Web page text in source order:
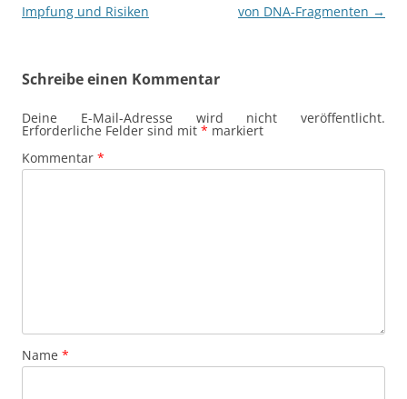
Impfung und Risiken
von DNA-Fragmenten →
Schreibe einen Kommentar
Deine E-Mail-Adresse wird nicht veröffentlicht.
Erforderliche Felder sind mit * markiert
Kommentar *
Name *